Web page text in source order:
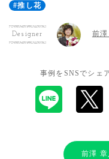
#推し花
Designer 前澤
事例をSNSでシェ
前澤 章